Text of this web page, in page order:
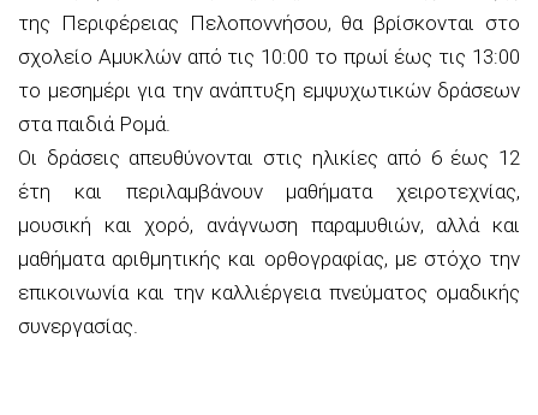
της Περιφέρειας Πελοποννήσου, θα βρίσκονται στο
σχολείο Αμυκλών από τις 10:00 το πρωί έως τις 13:00
το μεσημέρι για την ανάπτυξη εμψυχωτικών δράσεων
στα παιδιά Ρομά.
Οι δράσεις απευθύνονται στις ηλικίες από 6 έως 12
έτη και περιλαμβάνουν μαθήματα χειροτεχνίας,
μουσική και χορό, ανάγνωση παραμυθιών, αλλά και
μαθήματα αριθμητικής και ορθογραφίας, με στόχο την
επικοινωνία και την καλλιέργεια πνεύματος ομαδικής
συνεργασίας.